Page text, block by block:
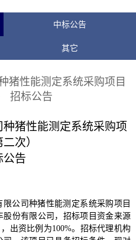
中标公告
其它
猪性能测定系统采购项目
招标公告
猪性能测定系统采购项
次）
公告
公司种猪性能测定系统采购项目
股份有限公司，招标项目资金来源
出资比例为100%。招标代理机构